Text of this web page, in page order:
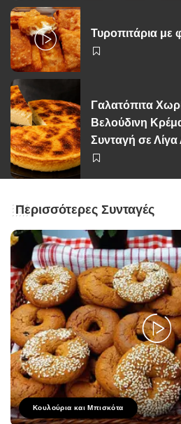
Posted
by
George Zolis 12 Ιουλίου 2026
Τυροπιτάρια με
Γαλατόπιτα
Βελούδινη
Συνταγή σε
Περισσότερες Συνταγές
Κουλούρια και Μπισκότα